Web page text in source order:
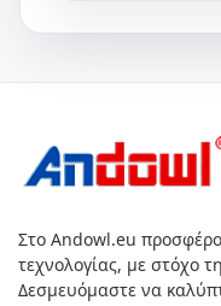
Στο Andowl.eu
τεχνολογίας, με στόχο
Δεσμευόμαστε να